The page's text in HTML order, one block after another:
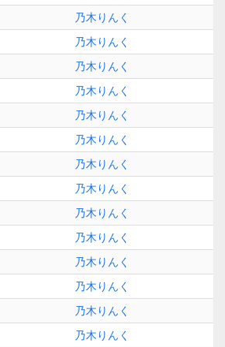
乃木りんく
乃木りんく
乃木りんく
乃木りんく
乃木りんく
乃木りんく
乃木りんく
乃木りんく
乃木りんく
乃木りんく
乃木りんく
乃木りんく
乃木りんく
乃木りんく